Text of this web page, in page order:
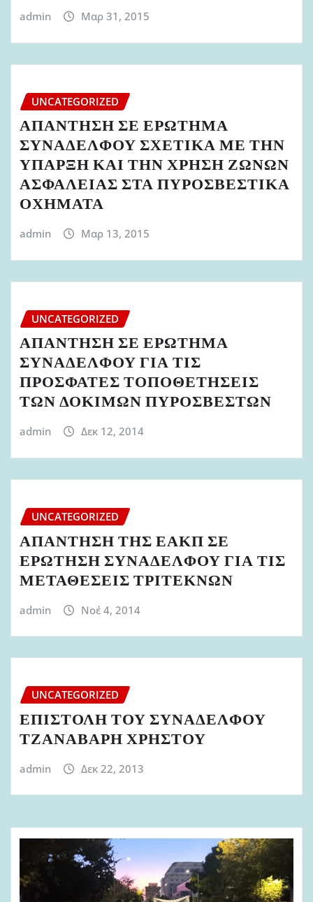
admin Μαρ 31, 2015
UNCATEGORIZED
ΑΠΑΝΤΗΣΗ ΣΕ ΕΡΩΤΗΜΑ
ΣΥΝΑΔΕΛΦΟΥ ΣΧΕΤΙΚΑ ΜΕ ΤΗΝ
ΥΠΑΡΞΗ ΚΑΙ ΤΗΝ ΧΡΗΣΗ ΖΩΝΩΝ
ΑΣΦΑΛΕΙΑΣ ΣΤΑ ΠΥΡΟΣΒΕΣΤΙΚΑ
ΟΧΗΜΑΤΑ
admin Μαρ 13, 2015
UNCATEGORIZED
ΑΠΑΝΤΗΣΗ ΣΕ ΕΡΩΤΗΜΑ
ΣΥΝΑΔΕΛΦΟΥ ΓΙΑ ΤΙΣ
ΠΡΟΣΦΑΤΕΣ ΤΟΠΟΘΕΤΗΣΕΙΣ
ΤΩΝ ΔΟΚΙΜΩΝ ΠΥΡΟΣΒΕΣΤΩΝ
admin Δεκ 12, 2014
UNCATEGORIZED
ΑΠΑΝΤΗΣΗ ΤΗΣ ΕΑΚΠ ΣΕ
ΕΡΩΤΗΣΗ ΣΥΝΑΔΕΛΦΟΥ ΓΙΑ ΤΙΣ
ΜΕΤΑΘΕΣΕΙΣ ΤΡΙΤΕΚΝΩΝ
admin Νοέ 4, 2014
UNCATEGORIZED
ΕΠΙΣΤΟΛΗ ΤΟΥ ΣΥΝΑΔΕΛΦΟΥ
ΤΖΑΝΑΒΑΡΗ ΧΡΗΣΤΟΥ
admin Δεκ 22, 2013